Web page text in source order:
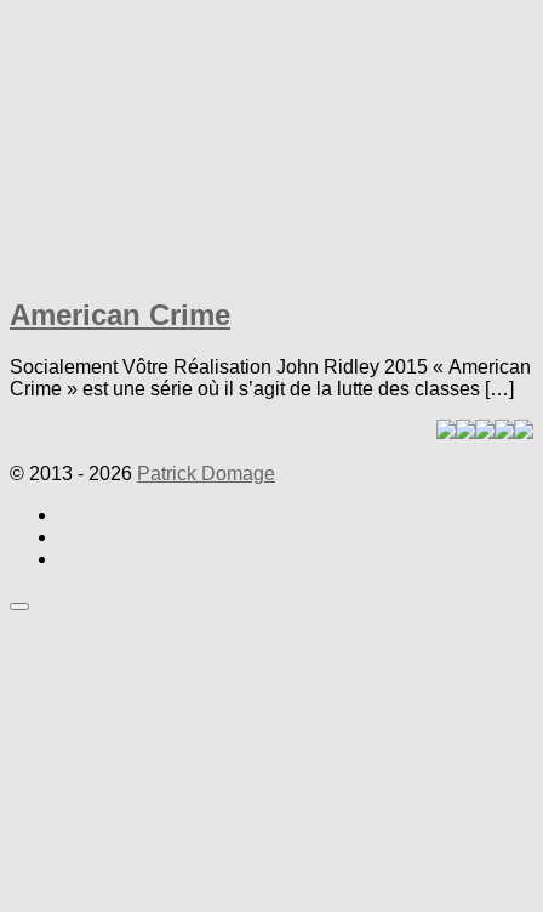
American Crime
Socialement Vôtre Réalisation John Ridley 2015 « American
Crime » est une série où il s’agit de la lutte des classes […]
© 2013 - 2026 Patrick Domage